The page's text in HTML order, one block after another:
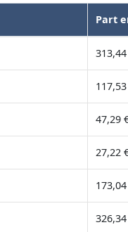
Part
47,29
27,22